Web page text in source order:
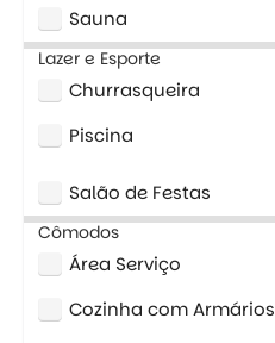
Sauna
Lazer e Esporte
Churrasqueira
Piscina
Salão de Festas
Cômodos
Área Serviço
Cozinha com Armários